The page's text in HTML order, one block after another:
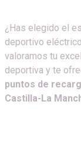
¿Has elegido el
deportivo
valoramos tu
deportiva y te
puntos de
Castilla-La